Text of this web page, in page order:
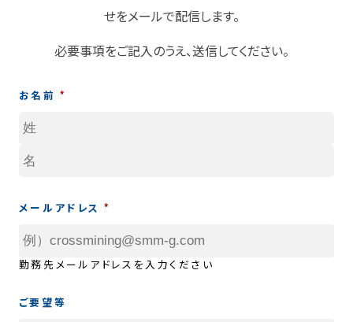
事例紹介
SOLAMENT
せをメールで配信します。
必要事項をご記入のうえ、送信してください。
お名前
メールアドレス
勤務先メールアドレスを入力ください
ご要望等